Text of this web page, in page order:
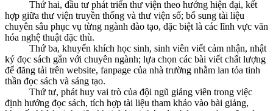
Thứ hai, đầu tư phát triển thư viện theo hướng hiện đại, kết
hợp giữa thư viện truyền thống và thư viện số; bổ sung tài liệu
chuyên sâu phục vụ từng ngành đào tạo, đặc biệt là các lĩnh vực văn
hóa nghệ thuật đặc thù.
Thứ ba, khuyến khích học sinh, sinh viên viết cảm nhận, nhật
ký đọc sách gắn với chuyên ngành; lựa chọn các bài viết chất lượng
để đăng tải trên website, fanpage của nhà trường nhằm lan tỏa tinh
thần đọc sách và sáng tạo.
Thứ tư, phát huy vai trò của đội ngũ giảng viên trong việc
định hướng đọc sách, tích hợp tài liệu tham khảo vào bài giảng,